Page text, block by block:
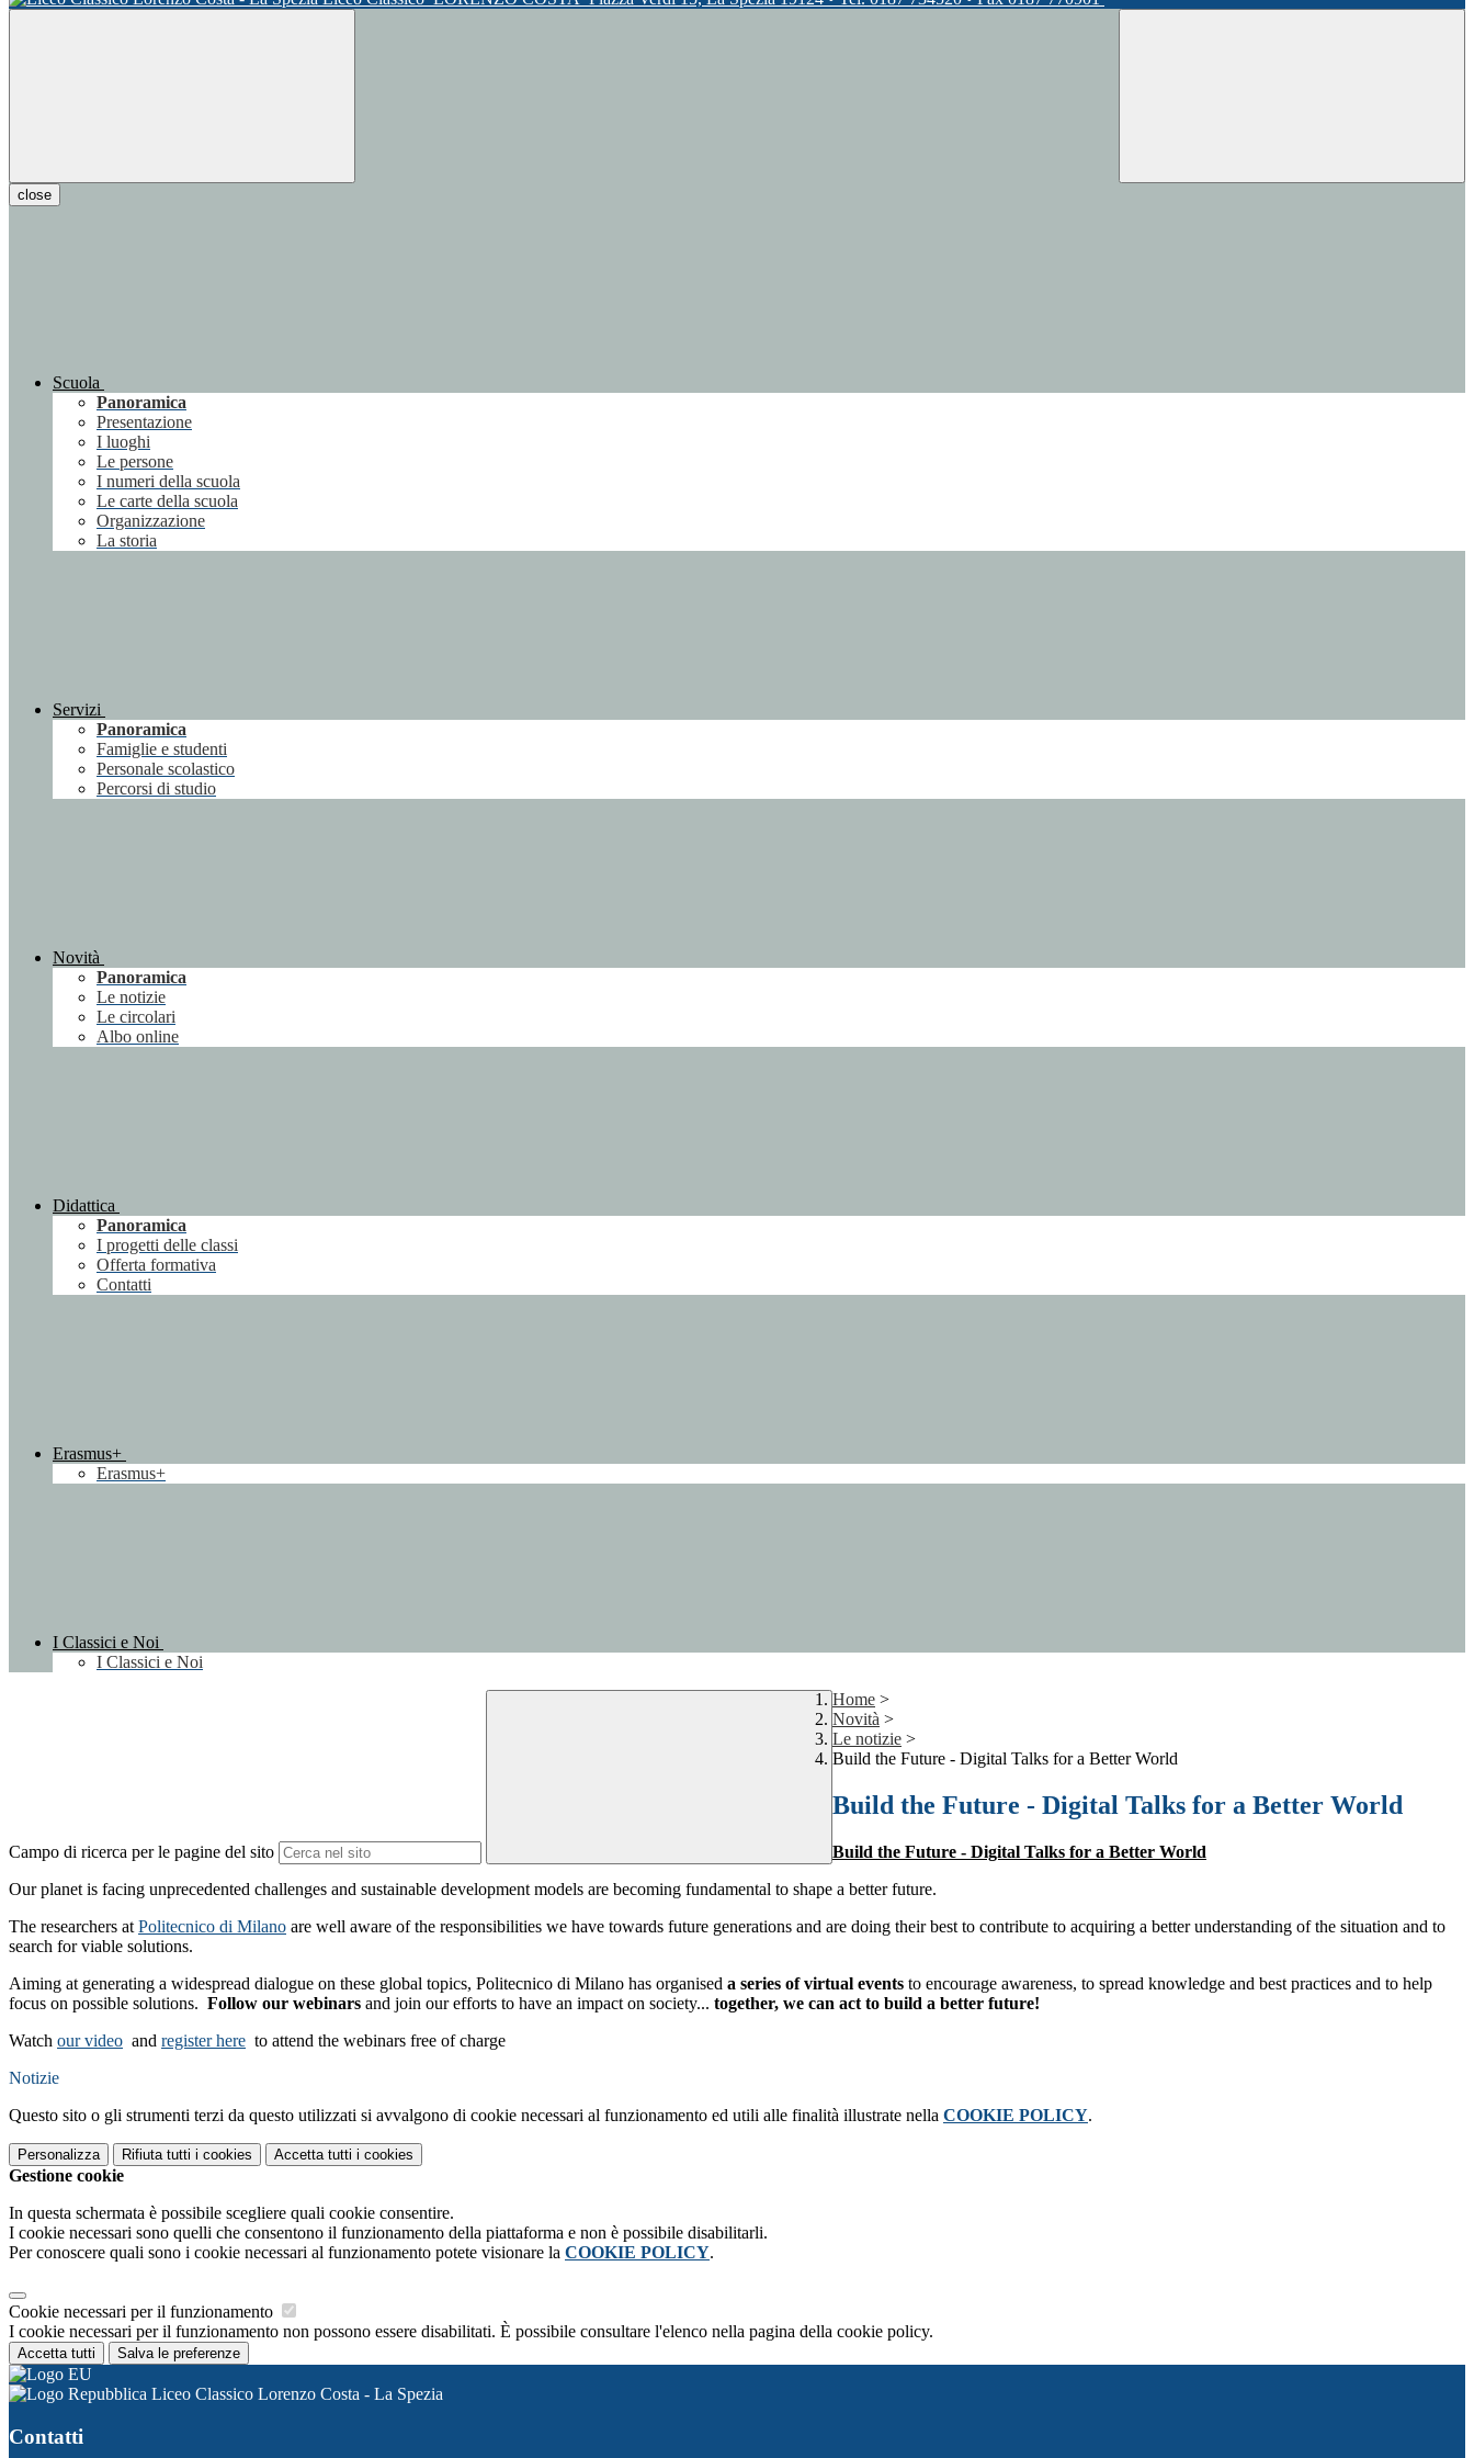
close
Scuola
Panoramica
Presentazione
I luoghi
Le persone
I numeri della scuola
Le carte della scuola
Organizzazione
La storia
Servizi
Panoramica
Famiglie e studenti
Personale scolastico
Percorsi di studio
Novità
Panoramica
Le notizie
Le circolari
Albo online
Didattica
Panoramica
I progetti delle classi
Offerta formativa
Contatti
Erasmus+
Erasmus+
I Classici e Noi
I Classici e Noi
Campo di ricerca per le pagine del sito
Home >
Novità >
Le notizie >
Build the Future - Digital Talks for a Better World
Build the Future - Digital Talks for a Better World
Build the Future - Digital Talks for a Better World
Our planet is facing unprecedented challenges and sustainable development models are becoming fundamental to shape a better future.
The researchers at Politecnico di Milano are well aware of the responsibilities we have towards future generations and are doing their best to contribute to acquiring a better understanding of the situation and to
search for viable solutions.
Aiming at generating a widespread dialogue on these global topics, Politecnico di Milano has organised a series of virtual events to encourage awareness, to spread knowledge and best practices and to help
focus on possible solutions. Follow our webinars and join our efforts to have an impact on society... together, we can act to build a better future!
Watch our video and register here to attend the webinars free of charge
Notizie
Questo sito o gli strumenti terzi da questo utilizzati si avvalgono di cookie necessari al funzionamento ed utili alle finalità illustrate nella COOKIE POLICY.
Personalizza Rifiuta tutti i cookies Accetta tutti i cookies
Gestione cookie
In questa schermata è possibile scegliere quali cookie consentire.
I cookie necessari sono quelli che consentono il funzionamento della piattaforma e non è possibile disabilitarli.
Per conoscere quali sono i cookie necessari al funzionamento potete visionare la COOKIE POLICY.
Cookie necessari per il funzionamento
I cookie necessari per il funzionamento non possono essere disabilitati. È possibile consultare l'elenco nella pagina della cookie policy.
Accetta tutti Salva le preferenze
Liceo Classico Lorenzo Costa - La Spezia
Contatti